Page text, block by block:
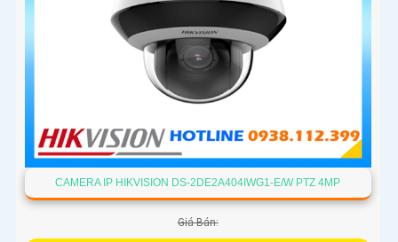
CAMERA IP HIKVISION DS-2DE2A404IWG1-E/W PTZ 4MP
Giá Bán: